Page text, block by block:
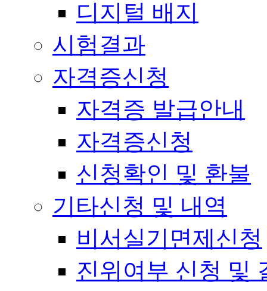
디지털 배지
시험결과
자격증신청
자격증 발급안내
자격증신청
신청확인 및 환불
기타신청 및 내역
비서실기면제신청
진위여부 신청 및